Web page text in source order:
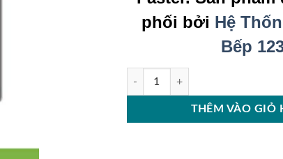
phối bởi Hệ
Bếp
Bếp từ Faster FS 2502 IPLUS số lượng
THÊM VÀO GIỎ